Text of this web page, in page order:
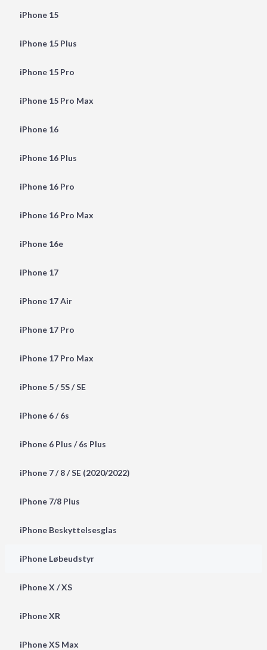
iPhone 15
iPhone 15 Plus
iPhone 15 Pro
iPhone 15 Pro Max
iPhone 16
iPhone 16 Plus
iPhone 16 Pro
iPhone 16 Pro Max
iPhone 16e
iPhone 17
iPhone 17 Air
iPhone 17 Pro
iPhone 17 Pro Max
iPhone 5 / 5S / SE
iPhone 6 / 6s
iPhone 6 Plus / 6s Plus
iPhone 7 / 8 / SE (2020/2022)
iPhone 7/8 Plus
iPhone Beskyttelsesglas
iPhone Løbeudstyr
iPhone X / XS
iPhone XR
iPhone XS Max